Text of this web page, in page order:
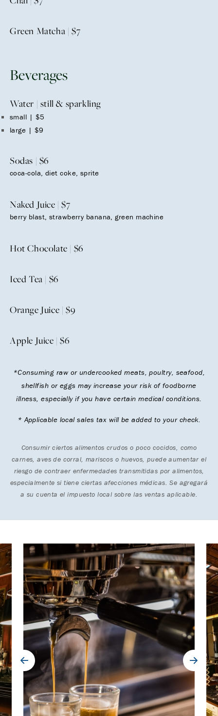
Green Matcha | $7
Beverages
Water | still & sparkling
small | $5
large | $9
Sodas | $6
coca-cola, diet coke, sprite
Naked Juice | $7
berry blast, strawberry banana, green machine
Hot Chocolate | $6
Iced Tea | $6
Orange Juice | $9
Apple Juice | $6
*Consuming raw or undercooked meats, poultry, seafood,
shellfish or eggs may increase your risk of foodborne
illness, especially if you have certain medical conditions.
* Applicable local sales tax will be added to your check.
Consumir ciertos alimentos crudos o poco cocidos, como
carnes, aves de corral, mariscos o huevos, puede aumentar el
riesgo de contraer enfermedades transmitidas por alimentos,
especialmente si tiene ciertas afecciones médicas. Se agregará
a su cuenta el impuesto local sobre las ventas aplicable.